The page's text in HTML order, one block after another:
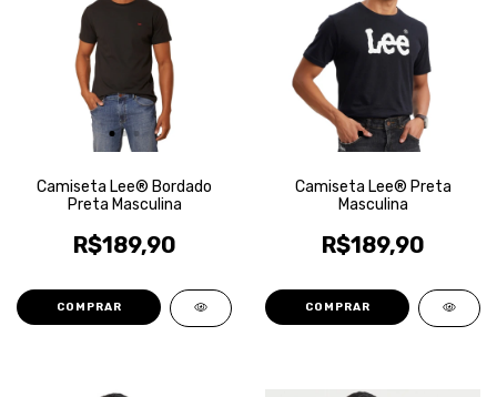
Camiseta Lee® Bordado
Preta Masculina
R$189,90
COMPRAR
Camiseta Lee® Preta
Masculina
R$189,90
COMPRAR